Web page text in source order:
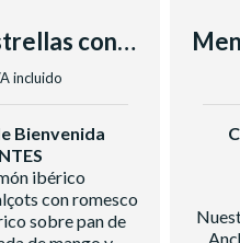
blanco
D.O Rueda
del Segre
zumo,
Menú de las Estrellas con Pastel y Cava
incluido
Bienvenida
ibérico
con romesco
sobre pan de